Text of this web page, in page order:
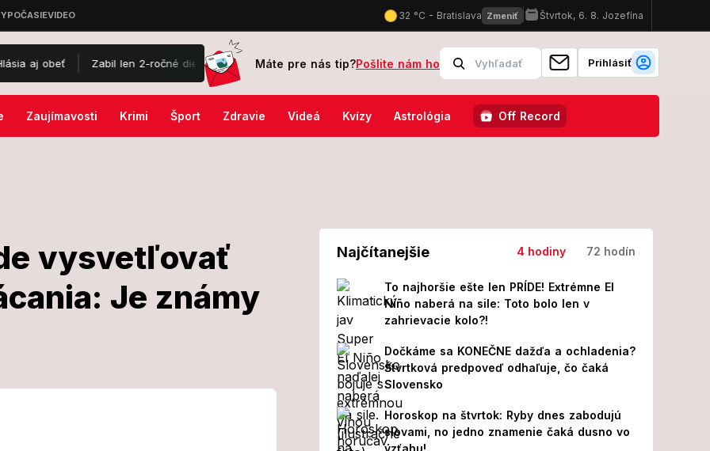
Zabil len 2-ročné dievčatko a jej mamu († 37)! Mladý Farhad si vypočul verdikt nemeckého súdu Slovensko v pekelnom
Máte pre nás tip?Pošlite nám ho Prihlásiť
Zaujímavosti Krimi Šport Zdravie Videá Kvízy Astrológia Off Record
vysvetľovať
Je známy
súde
z
Najčítanejšie 4 hodiny 72 hodín
To najhoršie ešte len PRÍDE! Extrémne El
Niño naberá na sile: Toto bolo len v
zahrievacie kolo?!
Dočkáme sa KONEČNE dažďa a ochladenia?
Štvrtková predpoveď odhaľuje, čo čaká
Slovensko
Horoskop na štvrtok: Ryby dnes zabodujú
slovami, no jedno znamenie čaká dusno vo
vzťahu!